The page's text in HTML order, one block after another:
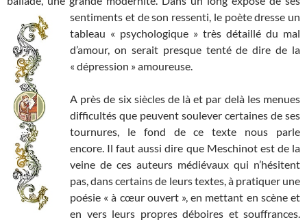
sentiments et de son ressenti, le poète dresse un
tableau « psychologique » très détaillé du mal
d’amour, on serait presque tenté de dire de la
« dépression » amoureuse.
A près de six siècles de là et par delà les menues
difficultés que peuvent soulever certaines de ses
tournures, le fond de ce texte nous parle
encore. Il faut aussi dire que Meschinot est de la
veine de ces auteurs médiévaux qui n’hésitent
pas, dans certains de leurs textes, à pratiquer une
poésie « à cœur ouvert », en mettant en scène et
en vers leurs propres déboires et souffrances.